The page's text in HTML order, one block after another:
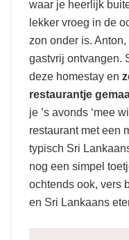
waar je heerlijk
lekker vroeg in de
zon onder is.
gastvrij ontvangen.
deze homestay en
restaurantje
je ’s avonds ‘mee
restaurant met een
typisch Sri
nog een simpel
ochtends ook, vers
en Sri Lankaans